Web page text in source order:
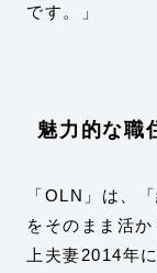
です。」
魅力的な職
「OLN」は、
をそのまま活
上夫妻2014年